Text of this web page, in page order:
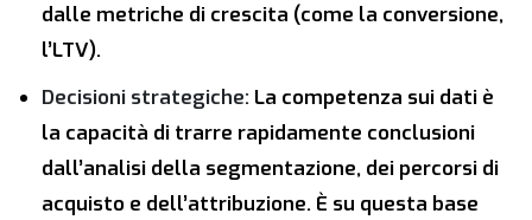
dalle metriche di crescita (come la conversione,
l’LTV).
Decisioni strategiche: La competenza sui dati è
la capacità di trarre rapidamente conclusioni
dall’analisi della segmentazione, dei percorsi di
acquisto e dell’attribuzione. È su questa base